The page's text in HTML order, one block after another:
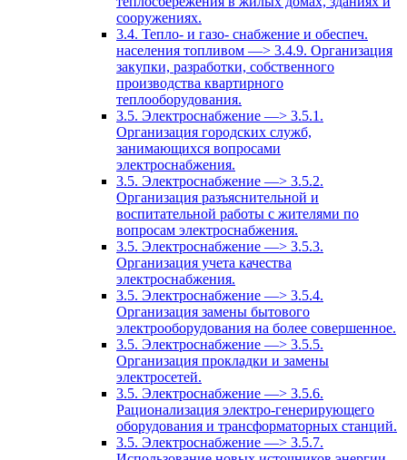
сооружениях.
3.4. Тепло- и газо- снабжение и обеспеч.
населения топливом —> 3.4.9. Организация
закупки, разработки, собственного
производства квартирного
теплооборудования.
3.5. Электроснабжение —> 3.5.1.
Организация городских служб,
занимающихся вопросами
электроснабжения.
3.5. Электроснабжение —> 3.5.2.
Организация разъяснительной и
воспитательной работы с жителями по
вопросам электроснабжения.
3.5. Электроснабжение —> 3.5.3.
Организация учета качества
электроснабжения.
3.5. Электроснабжение —> 3.5.4.
Организация замены бытового
электрооборудования на более совершенное.
3.5. Электроснабжение —> 3.5.5.
Организация прокладки и замены
электросетей.
3.5. Электроснабжение —> 3.5.6.
Рационализация электро-генерирующего
оборудования и трансформаторных станций.
3.5. Электроснабжение —> 3.5.7.